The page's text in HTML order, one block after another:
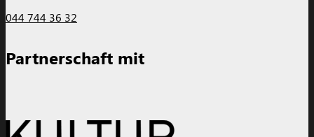
044 744 36 32
Partnerschaft mit